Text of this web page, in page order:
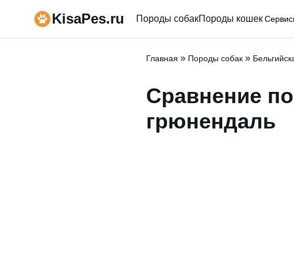
KisaPes.ru Породы собакПороды кошек
Главная » Породы собак »
Сравнение
грюнендаль